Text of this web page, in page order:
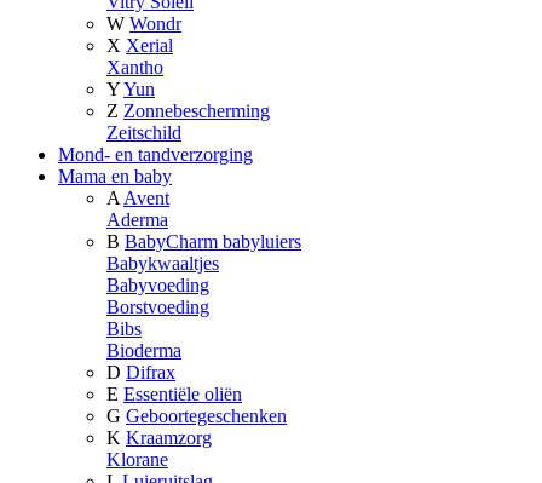
W Wondr
X Xerial
Xantho
YYun
Z Zonnebescherming
Zeitschild
Mond- en tandverzorging
Mama en baby
A Avent
Aderma
B BabyCharm babyluiers
Babykwaaltjes
Babyvoeding
Borstvoeding
Bibs
Bioderma
D Difrax
E Essentiële oliën
G Geboortegeschenken
K Kraamzorg
Klorane